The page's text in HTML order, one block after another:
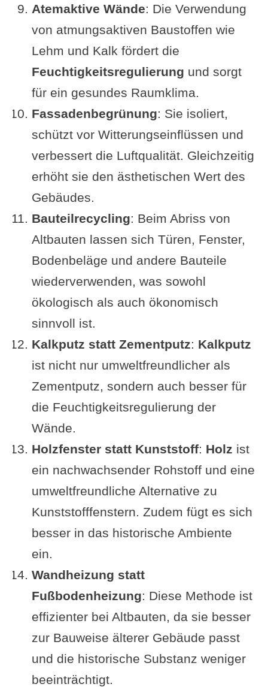
Atemaktive Wände: Die Verwendung
von atmungsaktiven Baustoffen wie
Lehm und Kalk fördert die
Feuchtigkeitsregulierung und sorgt
für ein gesundes Raumklima.
Fassadenbegrünung: Sie isoliert,
schützt vor Witterungseinflüssen und
verbessert die Luftqualität. Gleichzeitig
erhöht sie den ästhetischen Wert des
Gebäudes.
Bauteilrecycling: Beim Abriss von
Altbauten lassen sich Türen, Fenster,
Bodenbeläge und andere Bauteile
wiederverwenden, was sowohl
ökologisch als auch ökonomisch
sinnvoll ist.
Kalkputz statt Zementputz: Kalkputz
ist nicht nur umweltfreundlicher als
Zementputz, sondern auch besser für
die Feuchtigkeitsregulierung der
Wände.
Holzfenster statt Kunststoff: Holz ist
ein nachwachsender Rohstoff und eine
umweltfreundliche Alternative zu
Kunststofffenstern. Zudem fügt es sich
besser in das historische Ambiente
ein.
Wandheizung statt
Fußbodenheizung: Diese Methode ist
effizienter bei Altbauten, da sie besser
zur Bauweise älterer Gebäude passt
und die historische Substanz weniger
beeinträchtigt.